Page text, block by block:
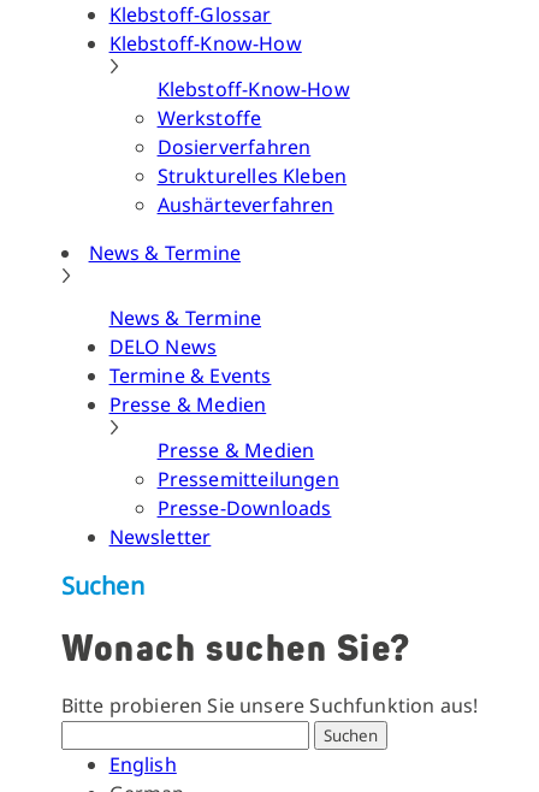
Klebstoff-Glossar
Klebstoff-Know-How
Klebstoff-Know-How
Werkstoffe
Dosierverfahren
Strukturelles Kleben
Aushärteverfahren
News & Termine
News & Termine
DELO News
Termine & Events
Presse & Medien
Presse & Medien
Pressemitteilungen
Presse-Downloads
Newsletter
Suchen
Wonach suchen Sie?
Bitte probieren Sie unsere Suchfunktion aus!
Suchen
English